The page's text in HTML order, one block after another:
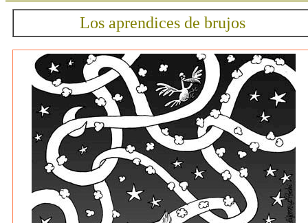
Los aprendices de brujos